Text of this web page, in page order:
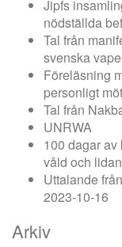
Jipfs
nödställda
Tal från
svenska
Föreläsning
personligt
Tal från
UNRWA
100 dagar av
våld och
Uttalande
2023-10-16
Arkiv